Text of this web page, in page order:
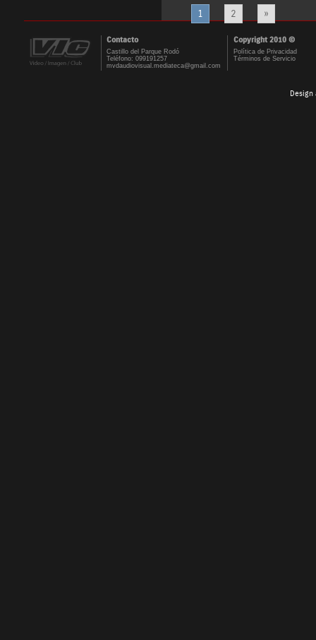
1 2 »
Contacto Copyright 2010 ©
Castillo del Parque Rodó
Teléfono: 099191257
mvdaudiovisual.mediateca@gmail.com
Política de Privacidad
Términos de Servicio